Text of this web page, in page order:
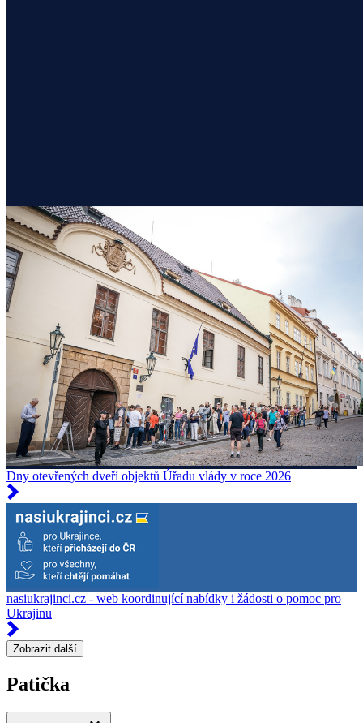
Dny otevřených dveří objektů Úřadu vlády v roce 2026
nasiukrajinci.cz - web koordinující nabídky i žádosti o pomoc pro
Ukrajinu
Zobrazit další
Patička